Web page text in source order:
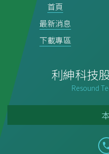
首頁
最新消息
下載專區
利紳科技
Resound